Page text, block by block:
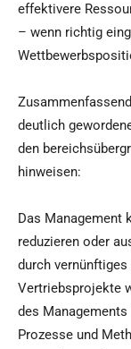
effektivere
– wenn richtig
deutlich
den
hinweisen:
Das Management
reduzieren oder
durch
Vertriebsprojekte
des
Prozesse und